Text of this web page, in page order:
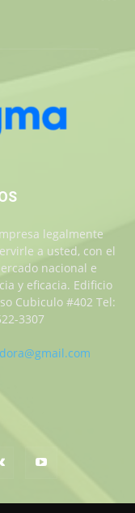
legalmente
a usted, con el
nacional e
y eficacia. Edificio
Cubiculo #402 Tel:
3307